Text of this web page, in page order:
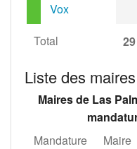
Vox
Total
29
Liste des maires
Maires de Las
Mandature Maire